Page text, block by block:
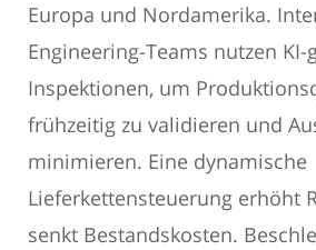
Europa und Nordamerika.
Engineering-Teams nutzen KI-
Inspektionen, um
frühzeitig zu validieren und
minimieren. Eine dynamische
Lieferkettensteuerung erhöht
senkt Bestandskosten.